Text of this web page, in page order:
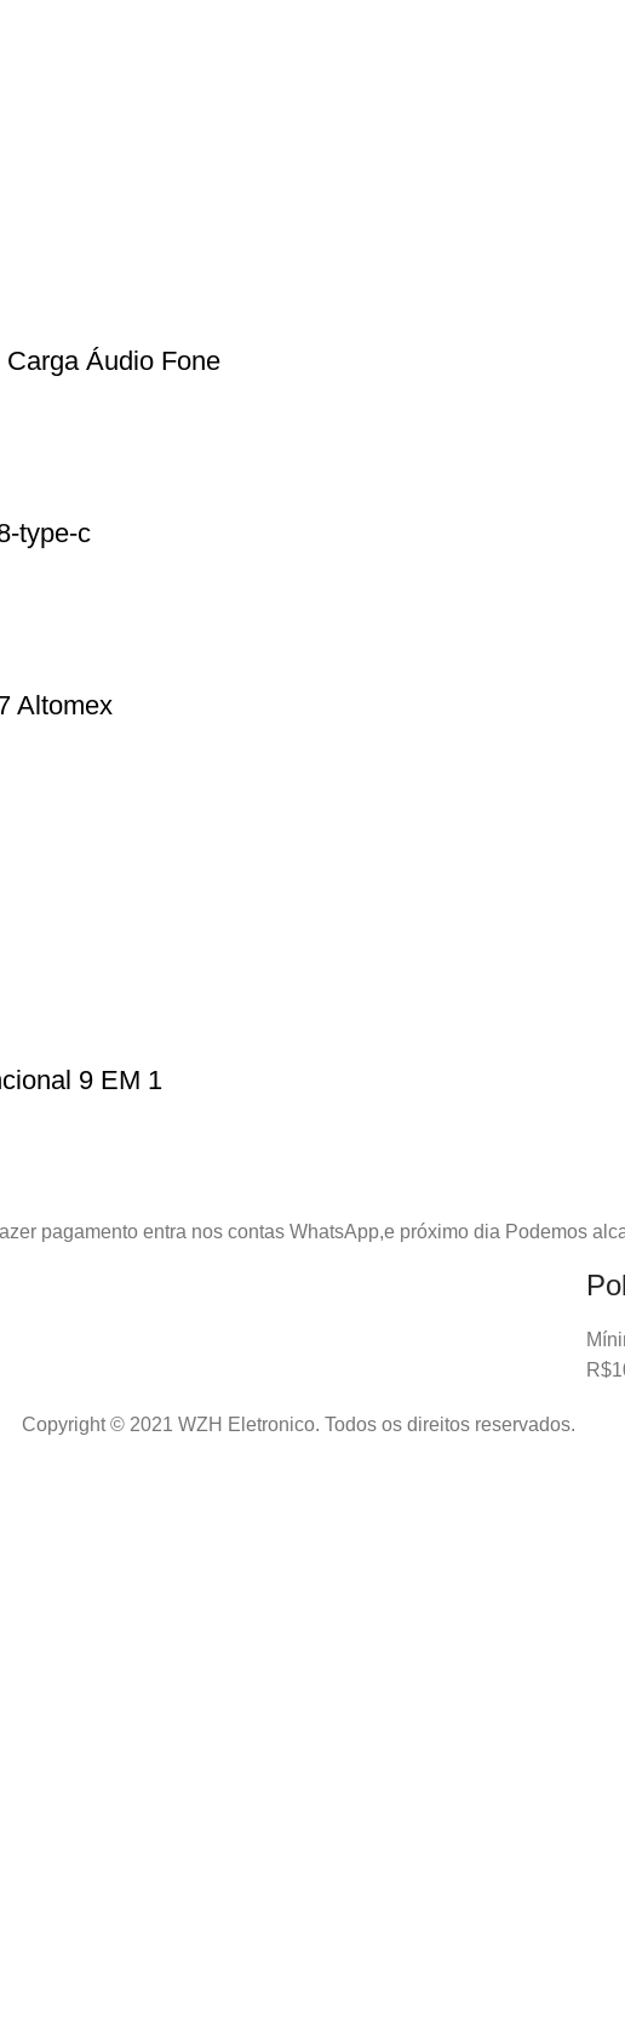
Áudio Fone
type-c
Altomex
9 EM 1
pagamento entra nos contas WhatsApp,e próximo dia Podemos
Copyright © 2021 WZH Eletronico. Todos os direitos reservados.